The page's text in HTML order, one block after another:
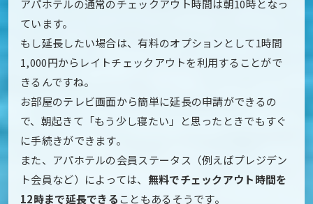
アパホテルの通常のチェックアウト時間は朝10時となっ
ています。
もし延長したい場合は、有料のオプションとして1時間
1,000円からレイトチェックアウトを利用することがで
きるんですね。
お部屋のテレビ画面から簡単に延長の申請ができるの
で、朝起きて「もう少し寝たい」と思ったときでもすぐ
に手続きができます。
また、アパホテルの会員ステータス（例えばプレジデン
ト会員など）によっては、 無料でチェックアウト時間を
12時まで延長できることもあるそうです。